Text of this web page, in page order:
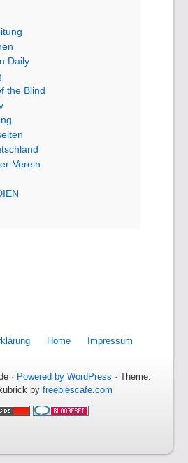
Daily
the Blind
Verein
Home Impressum
· Powered by WordPress · Theme:
by freebiescafe.com